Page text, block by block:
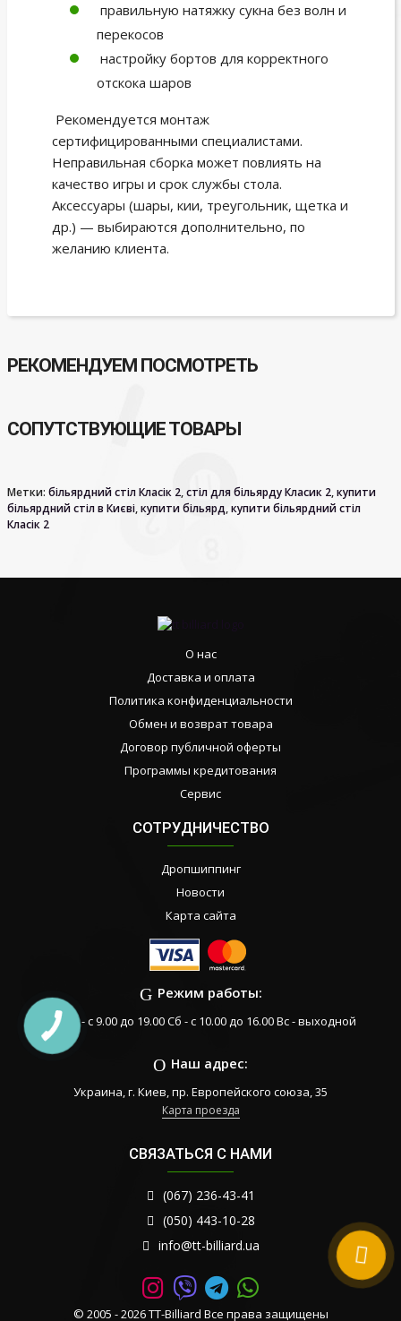
правильную натяжку сукна без волн и
перекосов
настройку бортов для корректного
отскока шаров
Рекомендуется монтаж
сертифицированными специалистами.
Неправильная сборка может повлиять на
качество игры и срок службы стола.
Аксессуары (шары, кии, треугольник, щетка и
др.) — выбираются дополнительно, по
желанию клиента.
РЕКОМЕНДУЕМ ПОСМОТРЕТЬ
СОПУТСТВУЮЩИЕ ТОВАРЫ
Метки: більярдний стіл Класік 2,стіл для більярду Класик 2,купити
більярдний стіл в Києві,купити більярд,купити більярдний стіл
Класік 2
О нас
Доставка и оплата
Политика конфиденциальности
Обмен и возврат товара
Договор публичной оферты
Программы кредитования
Сервис
СОТРУДНИЧЕСТВО
Дропшиппинг
Новости
Карта сайта
Режим работы:
Пн-Пт - с 9.00 до 19.00 Сб - с 10.00 до 16.00 Вс - выходной
Наш адрес:
Украина, г. Киев, пр. Европейского союза, 35
Карта проезда
СВЯЗАТЬСЯ С НАМИ
(067) 236-43-41
(050) 443-10-28
info@tt-billiard.ua
© 2005 - 2026 TT-Billiard Все права защищены